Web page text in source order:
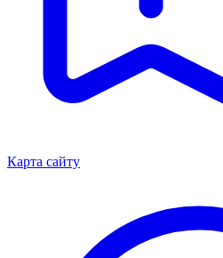
Карта сайту